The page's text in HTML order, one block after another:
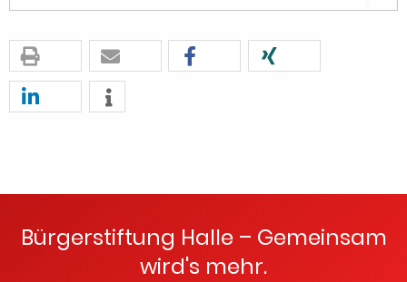
Bürgerstiftung Halle – Gemeinsam
wird's mehr.